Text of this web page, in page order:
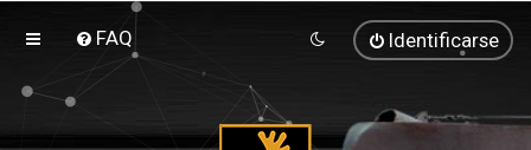
FAQ Identificarse